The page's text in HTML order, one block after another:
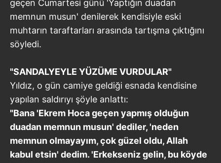
geçen Cumartesi günü 'Yaptığın duadan
memnun musun' denilerek kendisiyle eski
muhtarın taraftarları arasında tartışma çıktığını
söyledi.
"SANDALYEYLE YÜZÜME VURDULAR"
Yıldız, o gün camiye geldiği esnada kendisine
yapılan saldırıyı şöyle anlattı:
"Bana 'Ekrem Hoca geçen yapmış olduğun
duadan memnun musun' dediler, 'neden
memnun olmayayım, çok güzel oldu, Allah
kabul etsin' dedim. 'Erkekseniz gelin, bu köyde